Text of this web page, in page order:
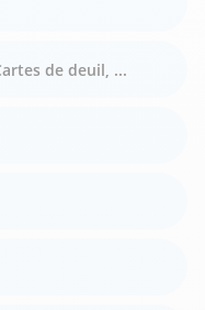
de deuil, ...